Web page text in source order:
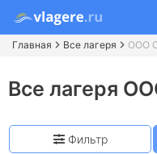
Главная Все лагеря ООО
Все лагеря
Фильтр